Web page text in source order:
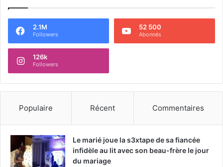
2.1M
Followers
52 500
Abonnés
126k
Followers
Populaire Récent Commentaires
Le marié joue la s3xtape de sa fiancée
infidèle au lit avec son beau-frère le jour
du mariage